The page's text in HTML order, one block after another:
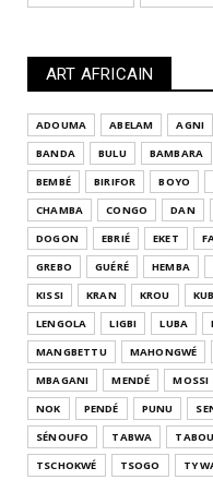
ART AFRICAIN
ADOUMA ABELAM AGNI
BANDA
BULU BAMBARA
BEMBÉ
BIRIFOR BOYO
CHAMBA
CONGO DAN
DOGON
EBRIÉ EKET
GREBO
GUÉRÉ HEMBA
KISSI
KRAN KROU
LENGOLA
LIGBI LUBA
MANGBETTU
MAHONGWÉ
MBAGANI
MENDÉ MOSSI
NOK
PENDÉ PUNU
SÉNOUFO
TABWA
TSCHOKWÉ
TSOGO TY